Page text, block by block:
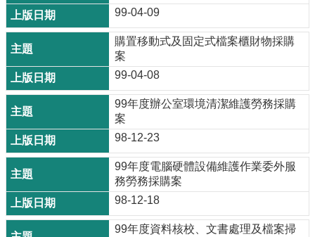
99-04-09
購置移動式及固定式檔案櫃財物採購
案
99-04-08
99年度辦公室環境清潔維護勞務採購
案
98-12-23
99年度電腦硬體設備維護作業委外服
務勞務採購案
98-12-18
99年度資料核校、文書處理及檔案掃